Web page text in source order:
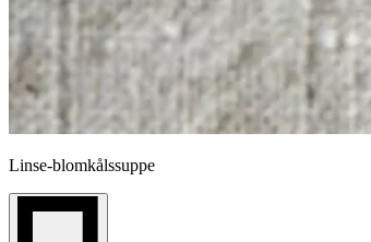
Linse-blomkålssuppe